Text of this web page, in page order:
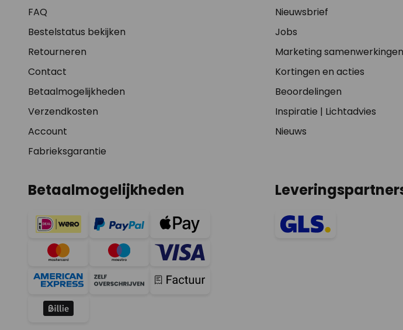
FAQ
Bestelstatus bekijken
Retourneren
Contact
Betaalmogelijkheden
Verzendkosten
Account
Fabrieksgarantie
Nieuwsbrief
Jobs
Marketing samenwerkingen
Kortingen en acties
Beoordelingen
Inspiratie | Lichtadvies
Nieuws
Betaalmogelijkheden